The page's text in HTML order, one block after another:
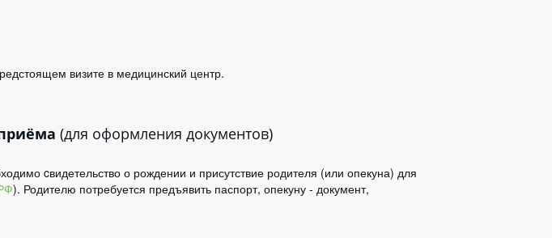
визите в медицинский центр.
(для оформления документов)
cвидетельство о рождении и присутствие родителя (или опекуна) для
)­. Родителю потребуется предъявить паспорт, опекуну - документ,